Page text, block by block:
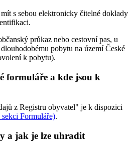
s sebou elektronicky čitelné doklady
průkaz nebo cestovní pas, u
pobytu na území České
k pobytu).
formuláře a kde jsou k
z Registru obyvatel" je k dispozici
Formuláře).
a jak je lze uhradit